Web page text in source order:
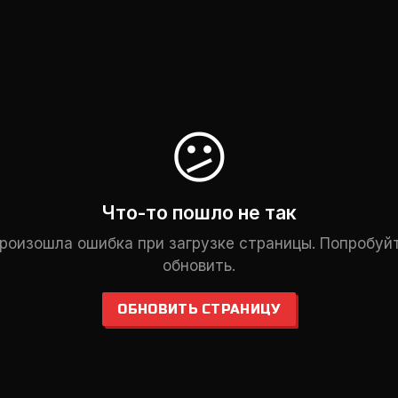
😕
Что-то пошло не так
ошибка при загрузке страницы.
обновить.
ОБНОВИТЬ СТРАНИЦУ